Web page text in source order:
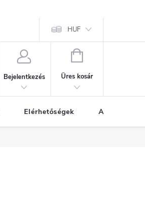
HUF
Bejelentkezés
KOSÁR
Üres kosár
Elérhetőségek A vásárlás